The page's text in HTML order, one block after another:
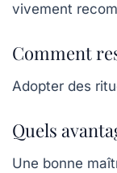
vivement
Comment
Adopter des
Quels
Une bonne